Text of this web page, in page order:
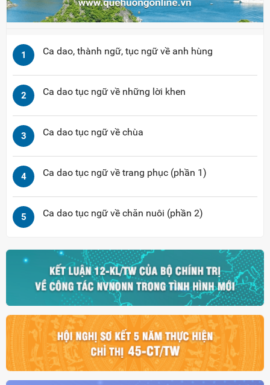
1 Ca dao, thành ngữ, tục ngữ về anh hùng
2 Ca dao tục ngữ về những lời khen
3 Ca dao tục ngữ về chùa
4 Ca dao tục ngữ về trang phục (phần 1)
5 Ca dao tục ngữ về chăn nuôi (phần 2)